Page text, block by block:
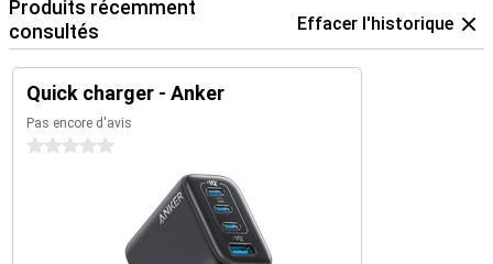
Produits récemment
consultés
Effacer l'historique
Quick charger - Anker
Pas encore d'avis
0 étoiles